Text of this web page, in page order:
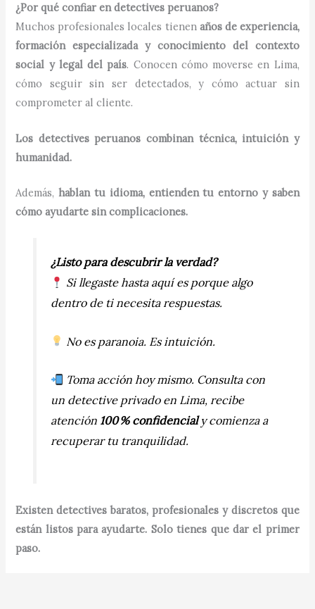
¿Por qué confiar en detectives peruanos?
Muchos profesionales locales tienen años de experiencia,
formación especializada y conocimiento del contexto
social y legal del país. Conocen cómo moverse en Lima,
cómo seguir sin ser detectados, y cómo actuar sin
comprometer al cliente.
Los detectives peruanos combinan técnica, intuición y
humanidad.
Además,hablan tu idioma, entienden tu entorno y saben
cómo ayudarte sin complicaciones.
¿Listo para descubrir la verdad?
Si llegaste hasta aquí es porque algo
dentro de ti necesita respuestas.
No es paranoia. Es intuición.
Toma acción hoy mismo. Consulta con
un detective privado en Lima, recibe
atención 100 % confidencialy comienza a
recuperar tu tranquilidad.
Existen detectives baratos, profesionales y discretos que
están listos para ayudarte. Solo tienes que dar el primer
paso.